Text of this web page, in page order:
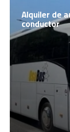
Alquiler de
conductor